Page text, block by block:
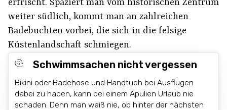
erfrischt. Spaziert man vom historischen Zentrum
weiter südlich, kommt man an zahlreichen
Badebuchten vorbei, die sich in die felsige
Küstenlandschaft schmiegen.
Schwimmsachen nicht vergessen
Bikini oder Badehose und Handtuch bei Ausflügen
dabei zu haben, kann bei einem Apulien Urlaub nie
schaden. Denn man weiß nie, ob hinter der nächsten